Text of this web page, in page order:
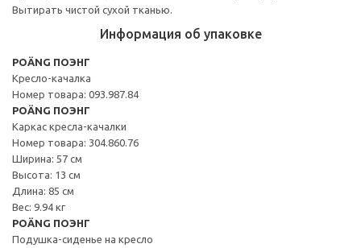
Вытирать чистой сухой тканью.
Информация об упаковке
POÄNG ПОЭНГ
Кресло-качалка
Номер товара: 093.987.84
POÄNG ПОЭНГ
Каркас кресла-качалки
Номер товара: 304.860.76
Ширина: 57 см
Высота: 13 см
Длина: 85 см
Вес: 9.94 кг
POÄNG ПОЭНГ
Подушка-сиденье на кресло